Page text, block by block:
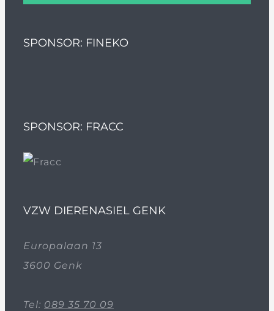
SPONSOR: FINEKO
SPONSOR: FRACC
VZW DIERENASIEL GENK
Europalaan 13
3600 Genk
Tel: 089 35 70 09